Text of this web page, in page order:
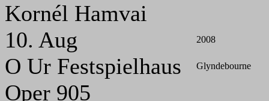
Kornél Hamvai
10. Aug
2008
O Ur Festspielhaus Glyndebourne
Oper 905